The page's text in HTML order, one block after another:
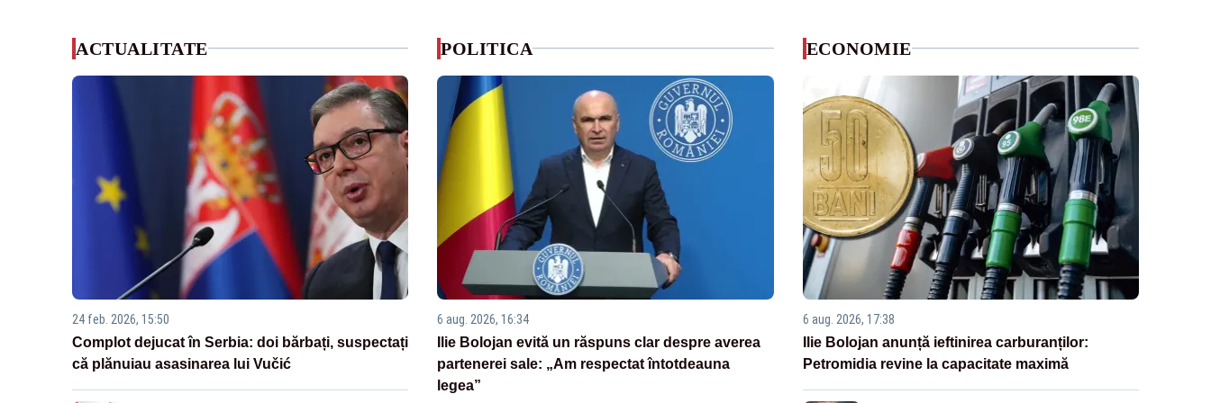
ACTUALITATE
24 feb. 2026, 15:50
Complot dejucat în Serbia: doi bărbați, suspectați
că plănuiau asasinarea lui Vučić
POLITICA
6 aug. 2026, 16:34
Ilie Bolojan evită un răspuns clar despre averea
partenerei sale: „Am respectat întotdeauna
legea”
ECONOMIE
6 aug. 2026, 17:38
Ilie Bolojan anunță ieftinirea carburanților:
Petromidia revine la capacitate maximă